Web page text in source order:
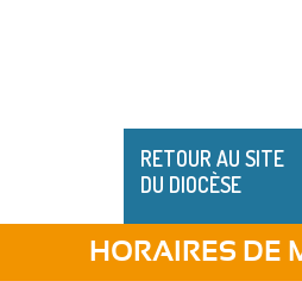
RETOUR AU SITE
DU DIOCÈSE
HORAIRES DE